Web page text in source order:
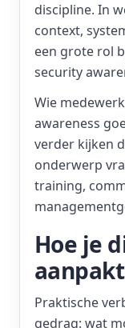
discipline. In
context,
een grote rol
security
Wie
awareness
verder kijken
onderwerp
training,
Hoe je
aanpakt
Praktische
gedrag: wat